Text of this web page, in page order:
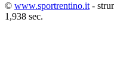
© www.sportrentino.it -
1,938 sec.